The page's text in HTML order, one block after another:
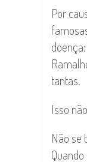
Por
tantas.
Isso
Não se